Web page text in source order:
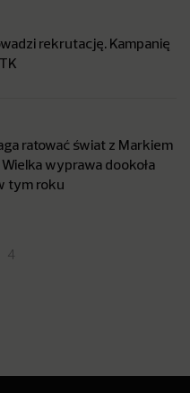
rekrutację. Kampanię
ratować świat z Markiem
wyprawa dookoła
tym roku
4